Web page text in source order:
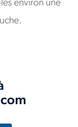
environ une